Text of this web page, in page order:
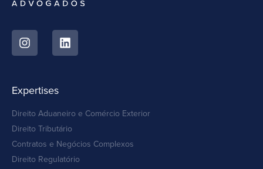
Expertises
Direito Aduaneiro e Comércio Exterior
Direito Tributário
Contratos e Negócios Complexos
Direito Regulatório